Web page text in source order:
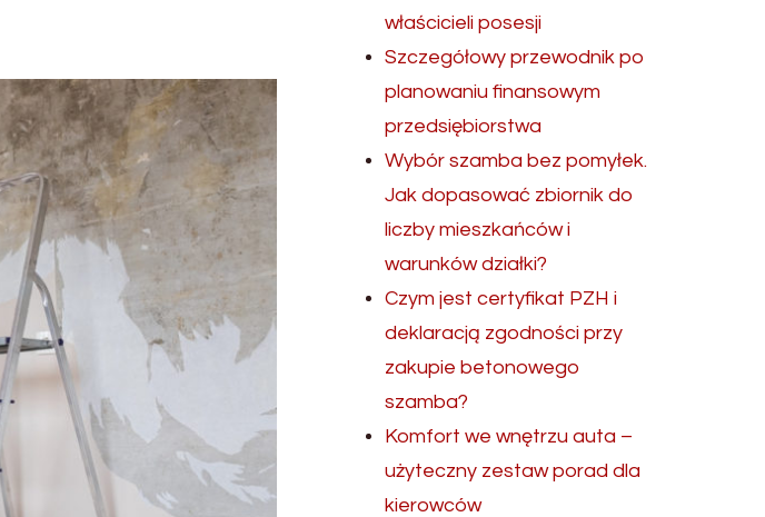
właścicieli posesji
Szczegółowy przewodnik po
planowaniu finansowym
przedsiębiorstwa
Wybór szamba bez pomyłek.
Jak dopasować zbiornik do
liczby mieszkańców i
warunków działki?
Czym jest certyfikat PZH i
deklaracją zgodności przy
zakupie betonowego
szamba?
Komfort we wnętrzu auta –
użyteczny zestaw porad dla
kierowców